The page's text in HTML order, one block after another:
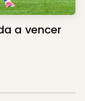
a vencer